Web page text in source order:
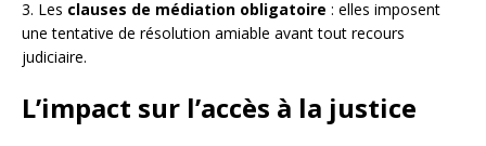
3. Les clauses de médiation obligatoire : elles imposent
une tentative de résolution amiable avant tout recours
judiciaire.
L’impact sur l’accès à la justice